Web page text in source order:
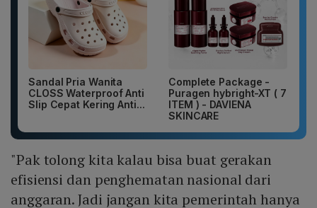
Sandal Pria Wanita
CLOSS Waterproof Anti
Slip Cepat Kering Anti...
Complete Package -
Puragen hybright-XT ( 7
ITEM ) - DAVIENA
SKINCARE
"Pak tolong kita kalau bisa buat gerakan
efisiensi dan penghematan nasional dari
anggaran. Jadi jangan kita pemerintah hanya